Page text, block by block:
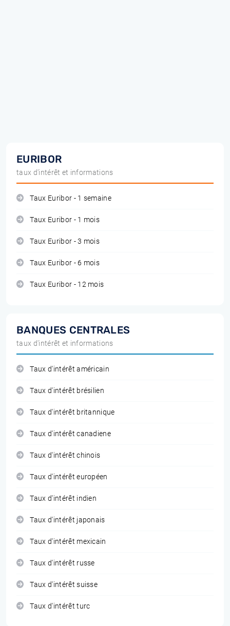
EURIBOR
taux d'intérêt et informations
Taux Euribor - 1 semaine
Taux Euribor - 1 mois
Taux Euribor - 3 mois
Taux Euribor - 6 mois
Taux Euribor - 12 mois
BANQUES CENTRALES
taux d'intérêt et informations
Taux d'intérêt américain
Taux d'intérêt brésilien
Taux d'intérêt britannique
Taux d'intérêt canadiene
Taux d'intérêt chinois
Taux d'intérêt européen
Taux d'intérêt indien
Taux d'intérêt japonais
Taux d'intérêt mexicain
Taux d'intérêt russe
Taux d'intérêt suisse
Taux d'intérêt turc